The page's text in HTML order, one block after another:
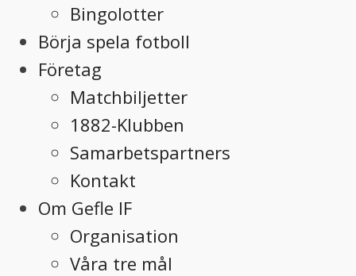
Bingolotter
Börja spela fotboll
Företag
Matchbiljetter
1882-Klubben
Samarbetspartners
Kontakt
Om Gefle IF
Organisation
Våra tre mål